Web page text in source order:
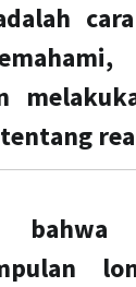
bahwa